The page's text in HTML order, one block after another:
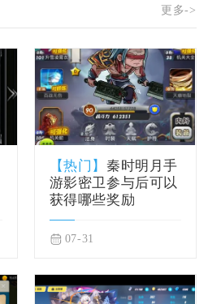
更多->
【热门】秦时明月手
游影密卫参与后可以
获得哪些奖励
07-31